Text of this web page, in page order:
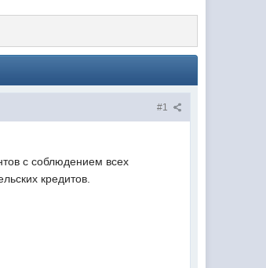
#1
с соблюдением всех
кредитов.